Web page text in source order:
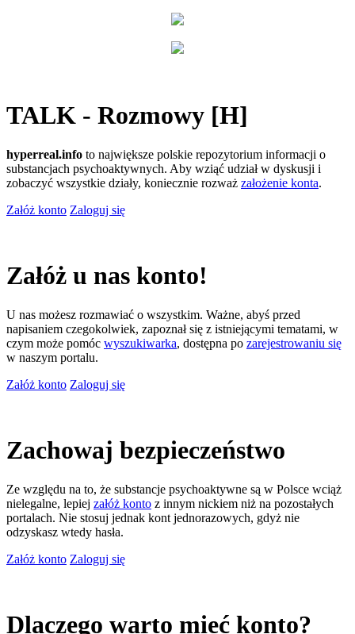
TALK - Rozmowy [H]
hyperreal.info to największe polskie repozytorium informacji o
substancjach psychoaktywnych. Aby wziąć udział w dyskusji i
zobaczyć wszystkie działy, koniecznie rozważ założenie konta.
Załóż konto Zaloguj się
Załóż u nas konto!
U nas możesz rozmawiać o wszystkim. Ważne, abyś przed
napisaniem czegokolwiek, zapoznał się z istniejącymi tematami, w
czym może pomóc wyszukiwarka, dostępna po zarejestrowaniu się
w naszym portalu.
Załóż konto Zaloguj się
Zachowaj bezpieczeństwo
Ze względu na to, że substancje psychoaktywne są w Polsce wciąż
nielegalne, lepiej załóż konto z innym nickiem niż na pozostałych
portalach. Nie stosuj jednak kont jednorazowych, gdyż nie
odzyskasz wtedy hasła.
Załóż konto Zaloguj się
Dlaczego warto mieć konto?